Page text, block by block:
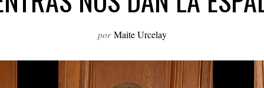
por Maite Urcelay